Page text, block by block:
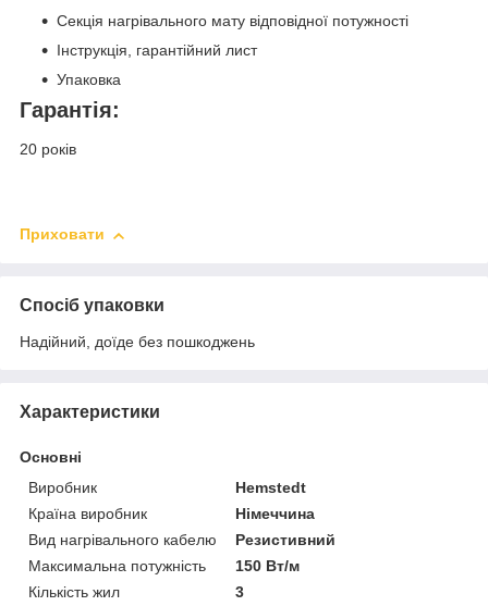
Секція нагрівального мату відповідної потужності
Інструкція, гарантійний лист
Упаковка
Гарантія:
20 років
Приховати
Спосіб упаковки
Надійний, доїде без пошкоджень
Характеристики
Основні
Виробник
Hemstedt
Країна виробник
Німеччина
Вид нагрівального кабелю
Резистивний
Максимальна потужність
150 Вт/м
Кількість жил
3